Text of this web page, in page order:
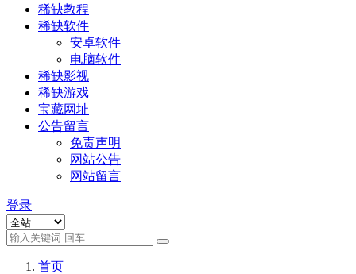
稀缺教程
稀缺软件
安卓软件
电脑软件
稀缺影视
稀缺游戏
宝藏网址
公告留言
免责声明
网站公告
网站留言
登录
首页